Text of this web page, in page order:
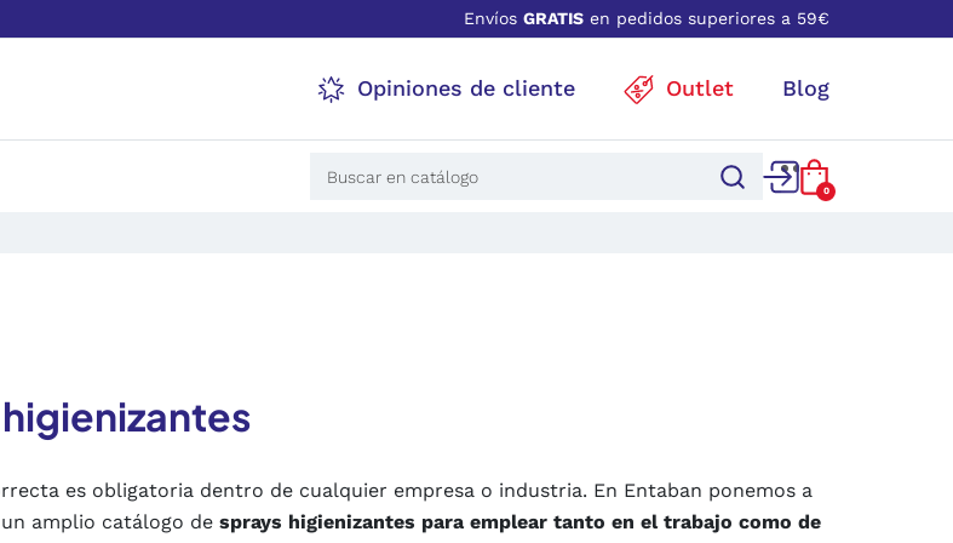
Envíos GRATIS en pedidos superiores a 59€
Opiniones de cliente Outlet Blog
0
es obligatoria dentro de cualquier empresa o industria. En Entaban ponemos a
amplio catálogo de sprays higienizantes para emplear tanto en el trabajo como de